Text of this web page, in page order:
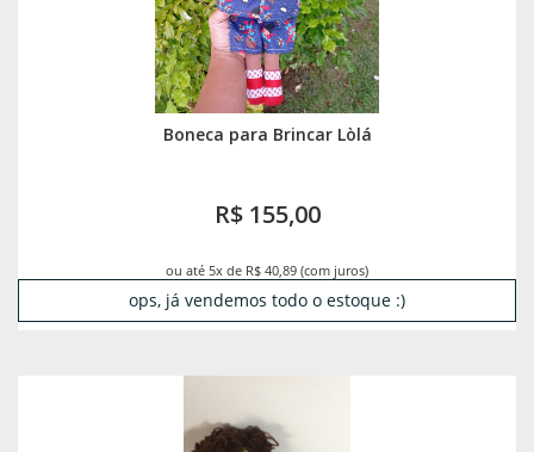
Boneca para Brincar Lòlá
R$ 155,00
ou até 5x de R$ 40,89 (com juros)
ops, já vendemos todo o estoque :)